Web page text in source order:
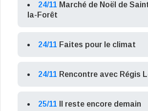
24/11 Marché de Noël de
la-Forêt
24/11 Faites pour le climat
24/11 Rencontre avec Régis
25/11 Il reste encore demain